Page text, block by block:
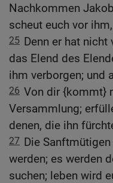
Nachkommen
scheut euch vor
25 Denn er hat
das Elend des
ihm verborgen; und
26 Von dir {kommt}
Versammlung;
denen, die ihn
27 Die
werden; es werden
suchen; leben wird